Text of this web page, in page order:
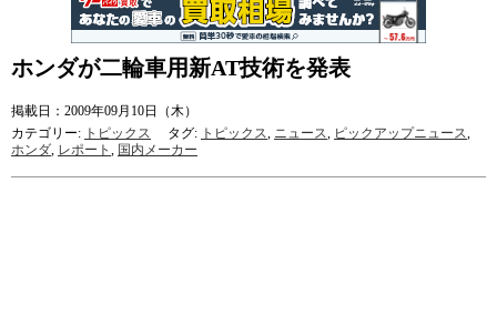
ホンダが二輪車用新AT技術を発表
掲載日：2009年09月10日（木）
カテゴリー: トピックス タグ: トピックス, ニュース, ピックアップニュース,
ホンダ, レポート , 国内メーカー